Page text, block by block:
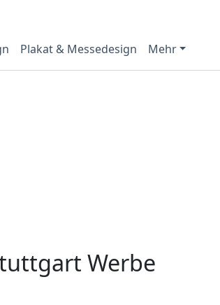
Plakat & Messedesign Mehr
Werbe